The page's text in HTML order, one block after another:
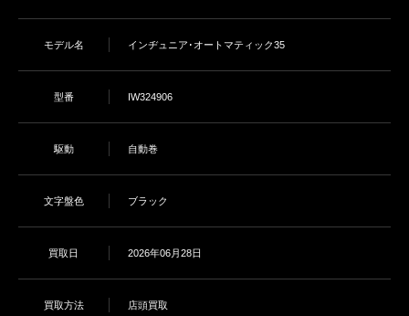
モデル名 インヂュニア･オートマティック35
型番 IW324906
駆動 自動巻
文字盤色 ブラック
買取日 2026年06月28日
買取方法 店頭買取